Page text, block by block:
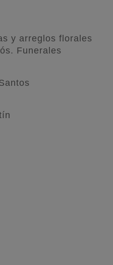
y arreglos florales
Funerales